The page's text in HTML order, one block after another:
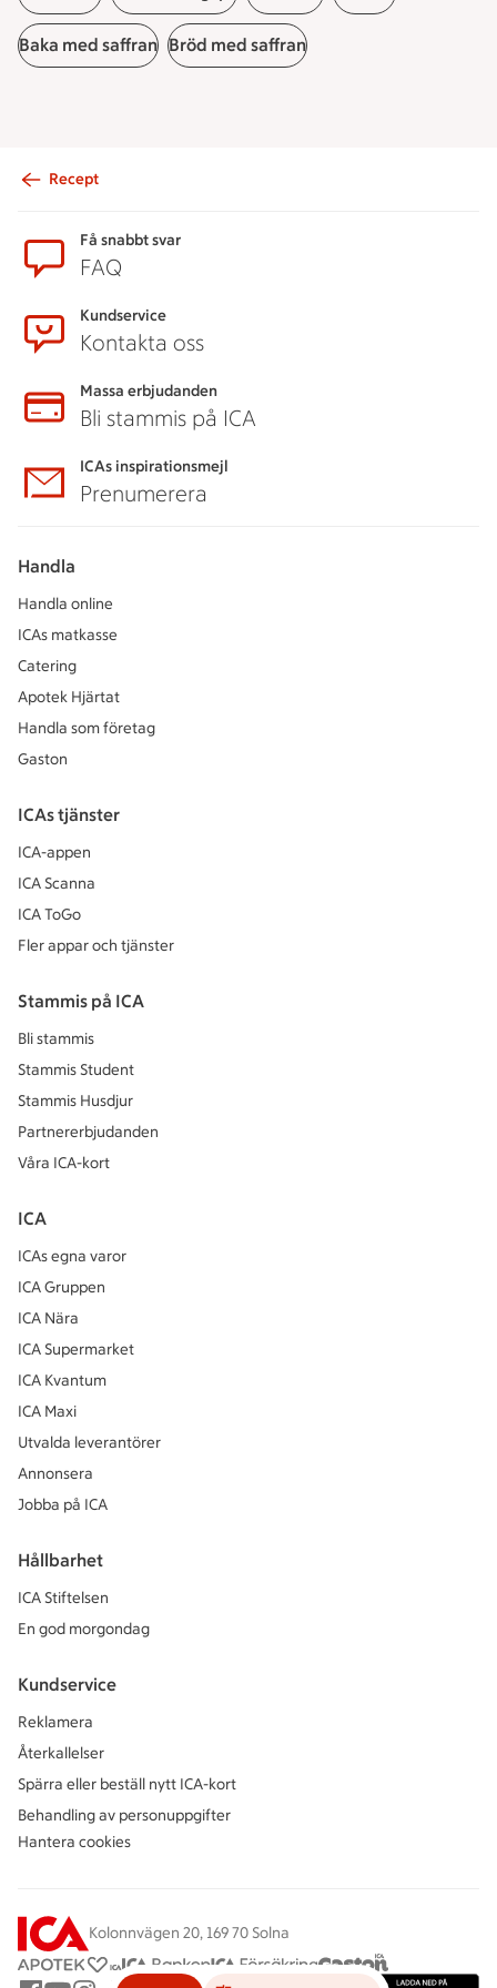
Baka med saffran Bröd med saffran
Recept
Få snabbt svar
FAQ
Kundservice
Kontakta oss
Massa erbjudanden
Bli stammis på ICA
ICAs inspirationsmejl
Prenumerera
Handla
Handla online
ICAs matkasse
Catering
Apotek Hjärtat
Handla som företag
Gaston
ICAs tjänster
ICA-appen
ICA Scanna
ICA ToGo
Fler appar och tjänster
Stammis på ICA
Bli stammis
Stammis Student
Stammis Husdjur
Partnererbjudanden
Våra ICA-kort
ICA
ICAs egna varor
ICA Gruppen
ICA Nära
ICA Supermarket
ICA Kvantum
ICA Maxi
Utvalda leverantörer
Annonsera
Jobba på ICA
Hållbarhet
ICA Stiftelsen
En god morgondag
Kundservice
Reklamera
Återkallelser
Spärra eller beställ nytt ICA-kort
Behandling av personuppgifter
Hantera cookies
Kolonnvägen 20, 169 70 Solna